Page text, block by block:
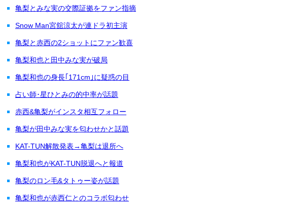
亀梨とみな実の交際証拠をファン指摘
Snow Man宮舘涼太が連ドラ初主演
亀梨と赤西の2ショットにファン歓喜
亀梨和也と田中みな実が破局
亀梨和也の身長｢171cm｣に疑惑の目
占い師･星ひとみの的中率が話題
赤西&亀梨がインスタ相互フォロー
亀梨が田中みな実を匂わせかと話題
KAT-TUN解散発表→亀梨は退所へ
亀梨和也がKAT-TUN脱退へと報道
亀梨のロン毛&タトゥー姿が話題
亀梨和也が赤西仁とのコラボ匂わせ